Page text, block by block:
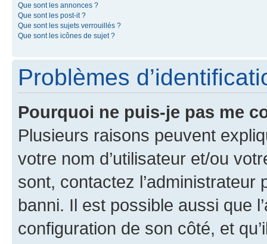
Que sont les annonces ?
Que sont les post-it ?
Que sont les sujets verrouillés ?
Que sont les icônes de sujet ?
Problèmes
Pourquoi ne puis-je pas me
Plusieurs raisons peuvent
votre nom d’utilisateur et/ou
sont, contactez l’administrateur
banni. Il est possible aussi que
configuration de son côté, et